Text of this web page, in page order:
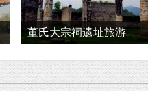
董氏大宗祠遗址旅游